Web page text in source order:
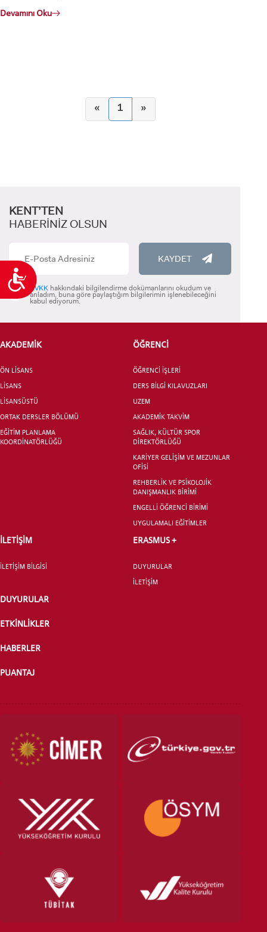
Ulaşılabilirlik
Devamını Oku
« 1 »
KENT’TEN
HABERİNİZ OLSUN
KAYDET
KVKK hakkındaki bilgilendirme dokümanlarını okudum ve
anladım, buna göre paylaştığım bilgilerimin işlenebileceğini
kabul ediyorum.
AKADEMİK
ÖN LİSANS
LİSANS
LİSANSÜSTÜ
ORTAK DERSLER BÖLÜMÜ
EĞİTİM PLANLAMA
KOORDİNATÖRLÜĞÜ
ÖĞRENCİ
ÖĞRENCİ İŞLERİ
DERS BİLGİ KILAVUZLARI
UZEM
AKADEMİK TAKVİM
SAĞLIK, KÜLTÜR SPOR
DİREKTÖRLÜĞÜ
KARİYER GELİŞİM VE MEZUNLAR
OFİSİ
REHBERLİK VE PSİKOLOJİK
DANIŞMANLIK BİRİMİ
ENGELLİ ÖĞRENCİ BİRİMİ
UYGULAMALI EĞİTİMLER
İLETİŞİM
İLETİŞİM BİLGİSİ
ERASMUS +
DUYURULAR
İLETİŞİM
DUYURULAR
ETKİNLİKLER
HABERLER
PUANTAJ